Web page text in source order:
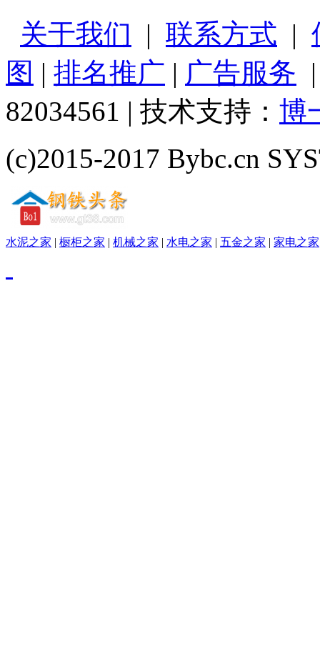
关于我们 | 联系方式 |
图 | 排名推广 | 广告服务
82034561 | 技术支持： 博
(c)2015-2017 Bybc.cn
水泥之家 | 橱柜之家 | 机械之家 | 水电之家 | 五金之家 | 家电之家